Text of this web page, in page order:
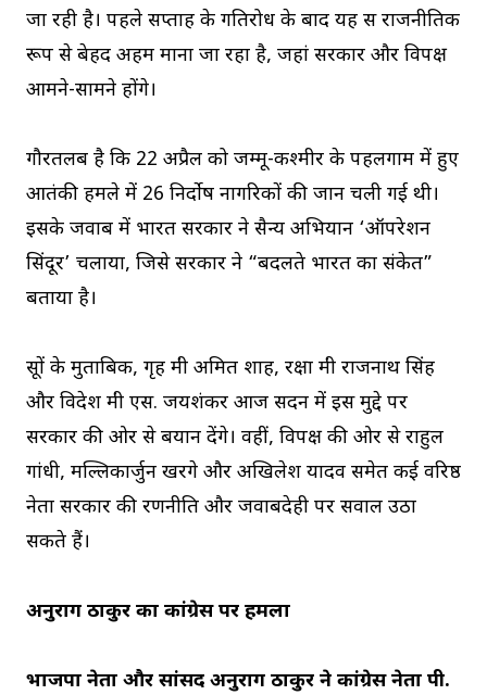
जा रही है। पहले सप्ताह के गतिरोध के बाद यह सत्र राजनीतिक
रूप से बेहद अहम माना जा रहा है, जहां सरकार और विपक्ष
आमने-सामने होंगे।
गौरतलब है कि 22 अप्रैल को जम्मू-कश्मीर के पहलगाम में हुए
आतंकी हमले में 26 निर्दोष नागरिकों की जान चली गई थी।
इसके जवाब में भारत सरकार ने सैन्य अभियान ‘ऑपरेशन
सिंदूर’ चलाया, जिसे सरकार ने “बदलते भारत का संकेत”
बताया है।
सूत्रों के मुताबिक, गृह मंत्री अमित शाह, रक्षा मंत्री राजनाथ सिंह
और विदेश मंत्री एस. जयशंकर आज सदन में इस मुद्दे पर
सरकार की ओर से बयान देंगे। वहीं, विपक्ष की ओर से राहुल
गांधी, मल्लिकार्जुन खरगे और अखिलेश यादव समेत कई वरिष्ठ
नेता सरकार की रणनीति और जवाबदेही पर सवाल उठा
सकते हैं।
अनुराग ठाकुर का कांग्रेस पर हमला
भाजपा नेता और सांसद अनुराग ठाकुर ने कांग्रेस नेता पी.